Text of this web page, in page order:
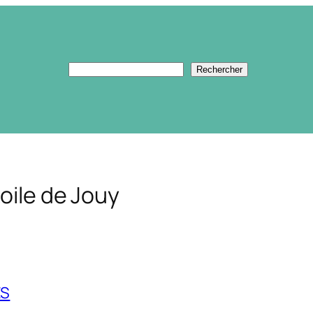
Rechercher Rechercher
de Jouy